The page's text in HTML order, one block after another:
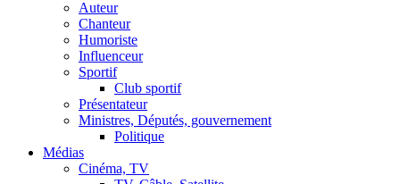
Auteur
Chanteur
Humoriste
Influenceur
Sportif
Club sportif
Présentateur
Ministres, Députés, gouvernement
Politique
Médias
Cinéma, TV